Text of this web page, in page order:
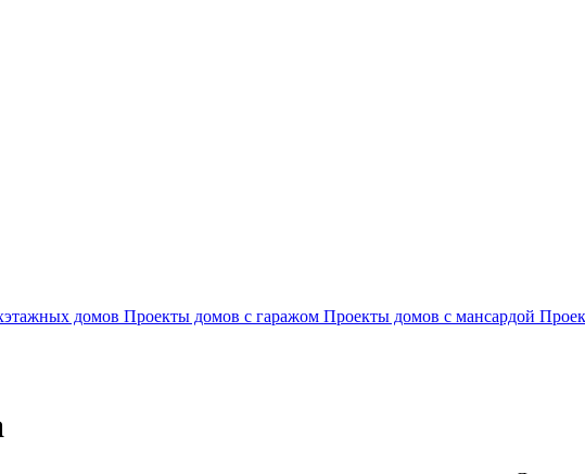
домов Проекты домов с гаражом Проекты домов с мансардой